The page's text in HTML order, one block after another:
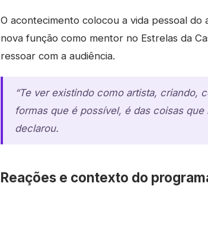
O acontecimento colocou a vida pessoal
nova função como mentor no Estrelas da
ressoar com a audiência.
“Te ver existindo como artista, criando,
formas que é possível, é das coisas
declarou.
Reações e contexto do